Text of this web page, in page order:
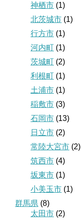
神栖市 (1)
北茨城市 (1)
行方市 (1)
河内町 (1)
茨城町 (2)
利根町 (1)
土浦市 (1)
稲敷市 (3)
石岡市 (13)
日立市 (2)
常陸大宮市 (2)
筑西市 (4)
坂東市 (1)
小美玉市 (1)
群馬県 (8)
太田市 (2)